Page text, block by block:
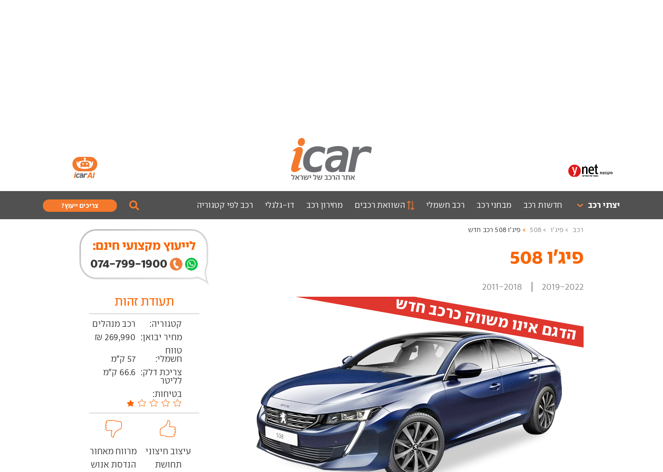
יצרני רכב חדשות רכב מבחני רכב רכב חשמלי השוואת רכבים מחירון רכב דו-גלגלי רכב לפי קטגוריה צריכים ייעוץ?
רכב פיג'ו 508 פיג'ו 508 רכב חדש
לייעוץ מקצועי חינם:
פיג'ו 508 ‏
2019-2022
2011-2018
הדגם אינו משווק כרכב חדש תעודת זהות
קטגוריה:
רכב מנהלים
מחיר יבואן:
טווח
חשמלי:
57 ק"מ
צריכת דלק:
66.6 ק"מ
לליטר
בטיחות:
עיצוב חיצוני
תחושת
מרווח מאחור
הנדסת אנוש